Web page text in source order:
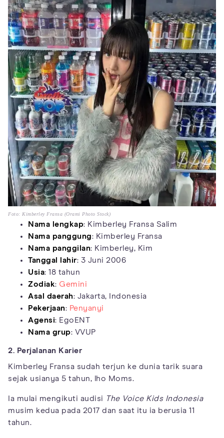
Foto: Kimberley Fransa (Orami Photo Stock)
Nama lengkap: Kimberley Fransa Salim
Nama panggung: Kimberley Fransa
Nama panggilan: Kimberley, Kim
Tanggal lahir: 3 Juni 2006
Usia: 18 tahun
Zodiak: Gemini
Asal daerah: Jakarta, Indonesia
Pekerjaan: Penyanyi
Agensi: EgoENT
Nama grup: VVUP
2. Perjalanan Karier
Kimberley Fransa sudah terjun ke dunia tarik suara
sejak usianya 5 tahun, lho Moms.
Ia mulai mengikuti audisi The Voice Kids Indonesia
musim kedua pada 2017 dan saat itu ia berusia 11
tahun.